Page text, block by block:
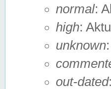
normal:
high:
unknown
out-dated